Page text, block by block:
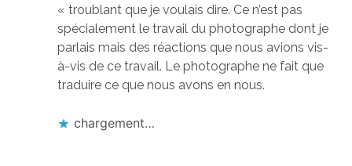
« troublant que je voulais dire. Ce n’est pas
spécialement le travail du photographe dont je
parlais mais des réactions que nous avions vis-
à-vis de ce travail. Le photographe ne fait que
traduire ce que nous avons en nous.
chargement…